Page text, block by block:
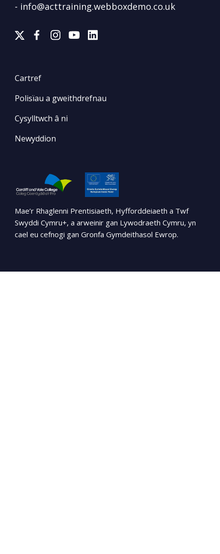
- info@acttraining.webboxdemo.co.uk
Cartref
Polisïau a gweithdrefnau
Cysylltwch â ni
Newyddion
Mae’r Rhaglenni Prentisiaeth, Hyfforddeiaeth a Twf
Swyddi Cymru+, a arweinir gan Lywodraeth Cymru, yn
cael eu cefnogi gan Gronfa Gymdeithasol Ewrop.